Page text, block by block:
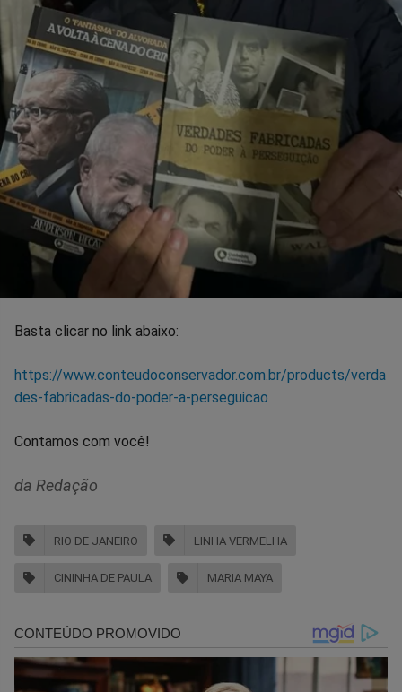
Basta clicar no link abaixo:
https://www.conteudoconservador.com.br/products/verda
des-fabricadas-do-poder-a-perseguicao
Contamos com você!
da Redação
RIO DE JANEIRO LINHA VERMELHA
CININHA DE PAULA MARIA MAYA